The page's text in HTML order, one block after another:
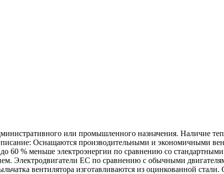
или промышленного назначения. Наличие
Оснащаются производительными и экономичными
60 % меньше электроэнергии по сравнению со
Электродвигатели ЕС по сравнению с обычными
вентилятора изготавливаются из оцинкованной